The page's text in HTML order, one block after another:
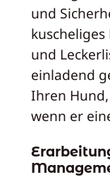
und
und
einladend
Ihren
wenn er